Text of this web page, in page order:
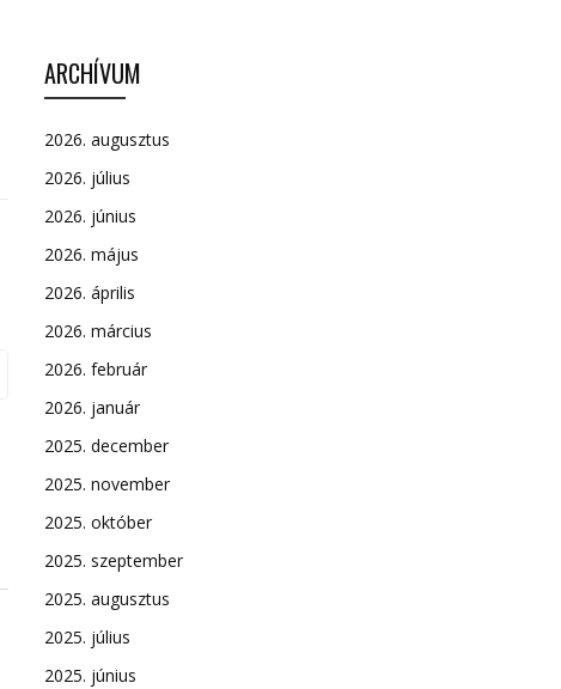
ARCHÍVUM
2026. augusztus
2026. július
2026. június
2026. május
2026. április
2026. március
2026. február
2026. január
2025. december
2025. november
2025. október
2025. szeptember
2025. augusztus
2025. július
2025. június